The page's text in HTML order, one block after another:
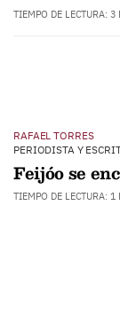
TIEMPO DE LECTURA: 3
RAFAEL TORRES
PERIODISTA Y
Feijóo se
TIEMPO DE LECTURA: 1